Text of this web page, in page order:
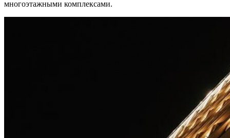
многоэтажными комплексами.